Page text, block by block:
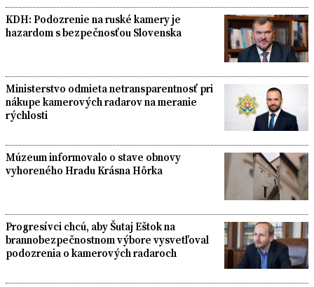
KDH: Podozrenie na ruské kamery je
hazardom s bezpečnosťou Slovenska
Ministerstvo odmieta netransparentnosť pri
nákupe kamerových radarov na meranie
rýchlosti
Múzeum informovalo o stave obnovy
vyhoreného Hradu Krásna Hôrka
Progresívci chcú, aby Šutaj Eštok na
brannobezpečnostnom výbore vysvetľoval
podozrenia o kamerových radaroch